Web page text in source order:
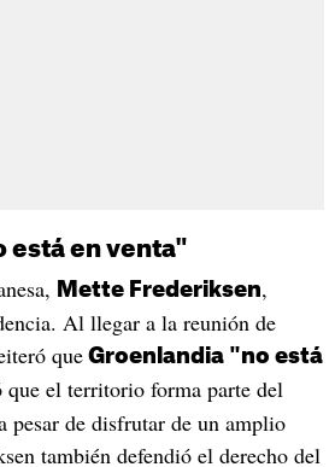
está en venta"
Mette Frederiksen,
Al llegar a la reunión de
queGroenlandia "no está
que el territorio forma parte del
pesar de disfrutar de un amplio
también defendió el derecho del